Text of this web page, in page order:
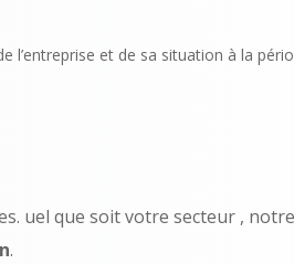
et de sa situation à la
uel que soit votre secteur , notre
.